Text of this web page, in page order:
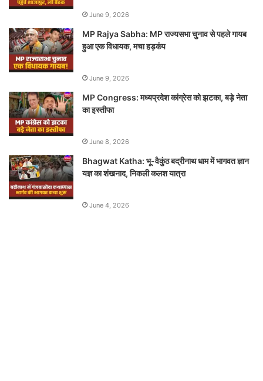
June 9, 2026
MP Rajya Sabha: MP राज्यसभा चुनाव से पहले गायब
हुआ एक विधायक, मचा हड़कंप
June 9, 2026
MP Congress: मध्यप्रदेश कांग्रेस को झटका, बड़े नेता
का इस्तीफा
June 8, 2026
Bhagwat Katha: भू-वैकुंठ बद्रीनाथ धाम में भागवत ज्ञान
यज्ञ का शंखनाद, निकली कलश यात्रा
June 4, 2026